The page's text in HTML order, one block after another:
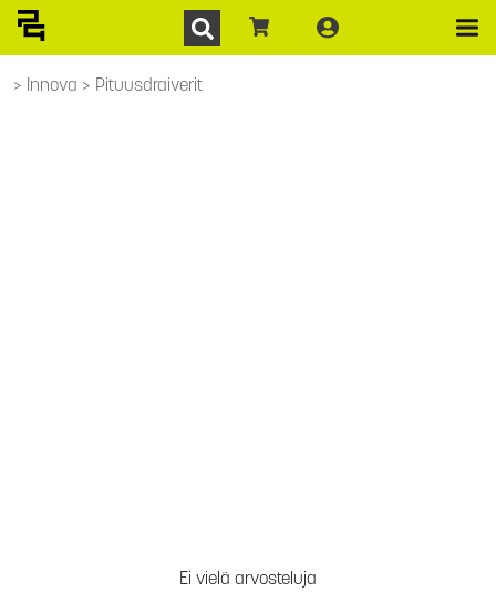
Innova Pituusdraiverit
Ei vielä arvosteluja